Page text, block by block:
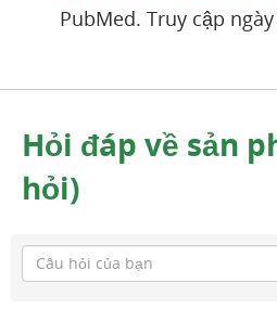
PubMed. Truy cập
Hỏi đáp về sản
hỏi)